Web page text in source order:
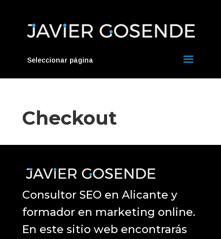
Seleccionar página
Checkout
Consultor SEO en Alicante y
formador en marketing online.
En este sitio web encontrarás